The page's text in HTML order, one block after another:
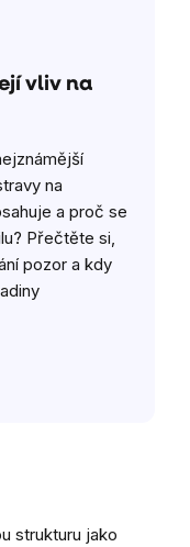
vliv na
na
a proč se
Přečtěte si,
pozor a kdy
strukturu jako